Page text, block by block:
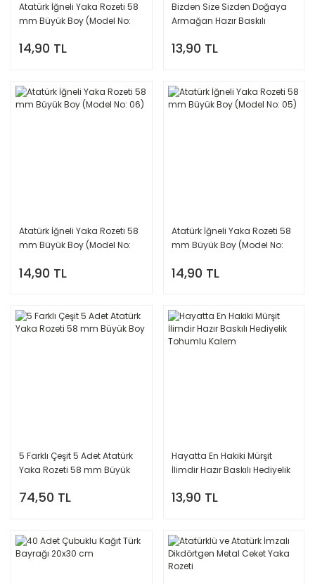
Atatürk İğneli Yaka Rozeti 58
mm Büyük Boy (Model No:
14,90 TL
Bizden Size Sizden Doğaya
Armağan Hazır Baskılı
13,90 TL
Atatürk İğneli Yaka Rozeti 58
mm Büyük Boy (Model No:
14,90 TL
Atatürk İğneli Yaka Rozeti 58
mm Büyük Boy (Model No:
14,90 TL
5 Farklı Çeşit 5 Adet Atatürk
Yaka Rozeti 58 mm Büyük
74,50 TL
Hayatta En Hakiki Mürşit
İlimdir Hazır Baskılı Hediyelik
13,90 TL